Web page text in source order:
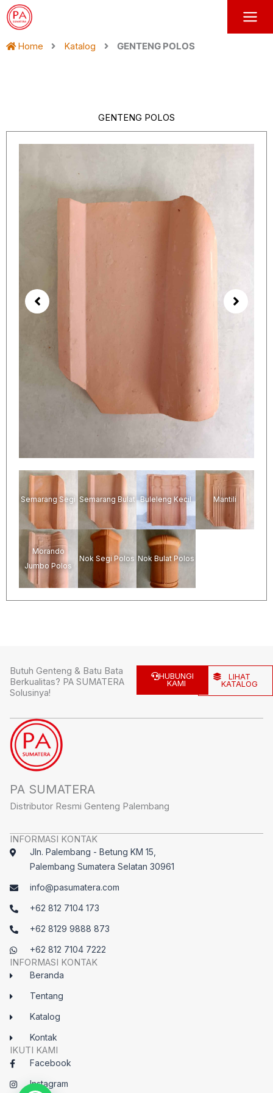
Skip
to
Home
Katalog GENTENG POLOS
GENTENG POLOS
Semarang Segi Semarang Bulat Buleleng Kecil Mantili
Morando
Jumbo Polos
Nok Segi Polos Nok Bulat Polos
Butuh Genteng & Batu Bata
Berkualitas? PA SUMATERA
Solusinya!
HUBUNGI
KAMI
LIHAT
KATALOG
PA SUMATERA
Distributor Resmi Genteng Palembang
INFORMASI KONTAK
Jln. Palembang - Betung KM 15,
Palembang Sumatera Selatan 30961
info@pasumatera.com
+62 812 7104 173
+62 8129 9888 873
+62 812 7104 7222
INFORMASI KONTAK
Beranda
Tentang
Katalog
Kontak
IKUTI KAMI
Facebook
Instagram